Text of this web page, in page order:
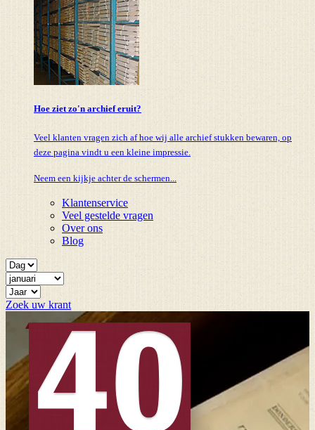
Hoe ziet zo'n archief eruit?
Veel klanten vragen zich af hoe wij alle archief stukken bewaren, op
deze pagina vindt u een kleine impressie.
Neem een kijkje achter de schermen...
Klantenservice
Veel gestelde vragen
Over ons
Blog
Zoek uw krant